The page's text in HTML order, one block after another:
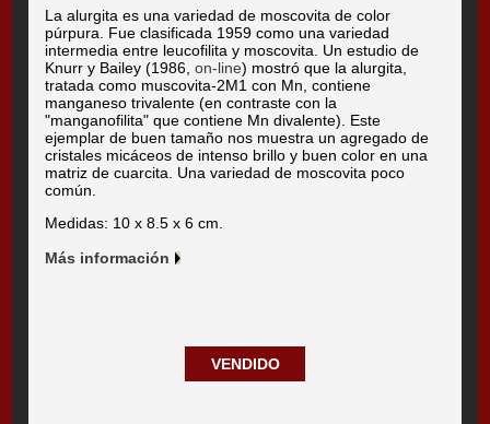
La alurgita es una variedad de moscovita de color
púrpura. Fue clasificada 1959 como una variedad
intermedia entre leucofilita y moscovita. Un estudio de
Knurr y Bailey (1986,on-line) mostró que la alurgita,
tratada como muscovita-2M1 con Mn, contiene
manganeso trivalente (en contraste con la
"manganofilita" que contiene Mn divalente). Este
ejemplar de buen tamaño nos muestra un agregado de
cristales micáceos de intenso brillo y buen color en una
matriz de cuarcita. Una variedad de moscovita poco
común.
Medidas: 10 x 8.5 x 6 cm.
Más información
VENDIDO